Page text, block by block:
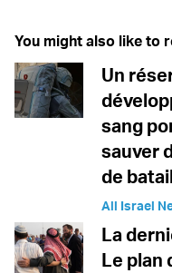
You might also like to
Un
sang
sauver
de
All Israel
La
Le plan